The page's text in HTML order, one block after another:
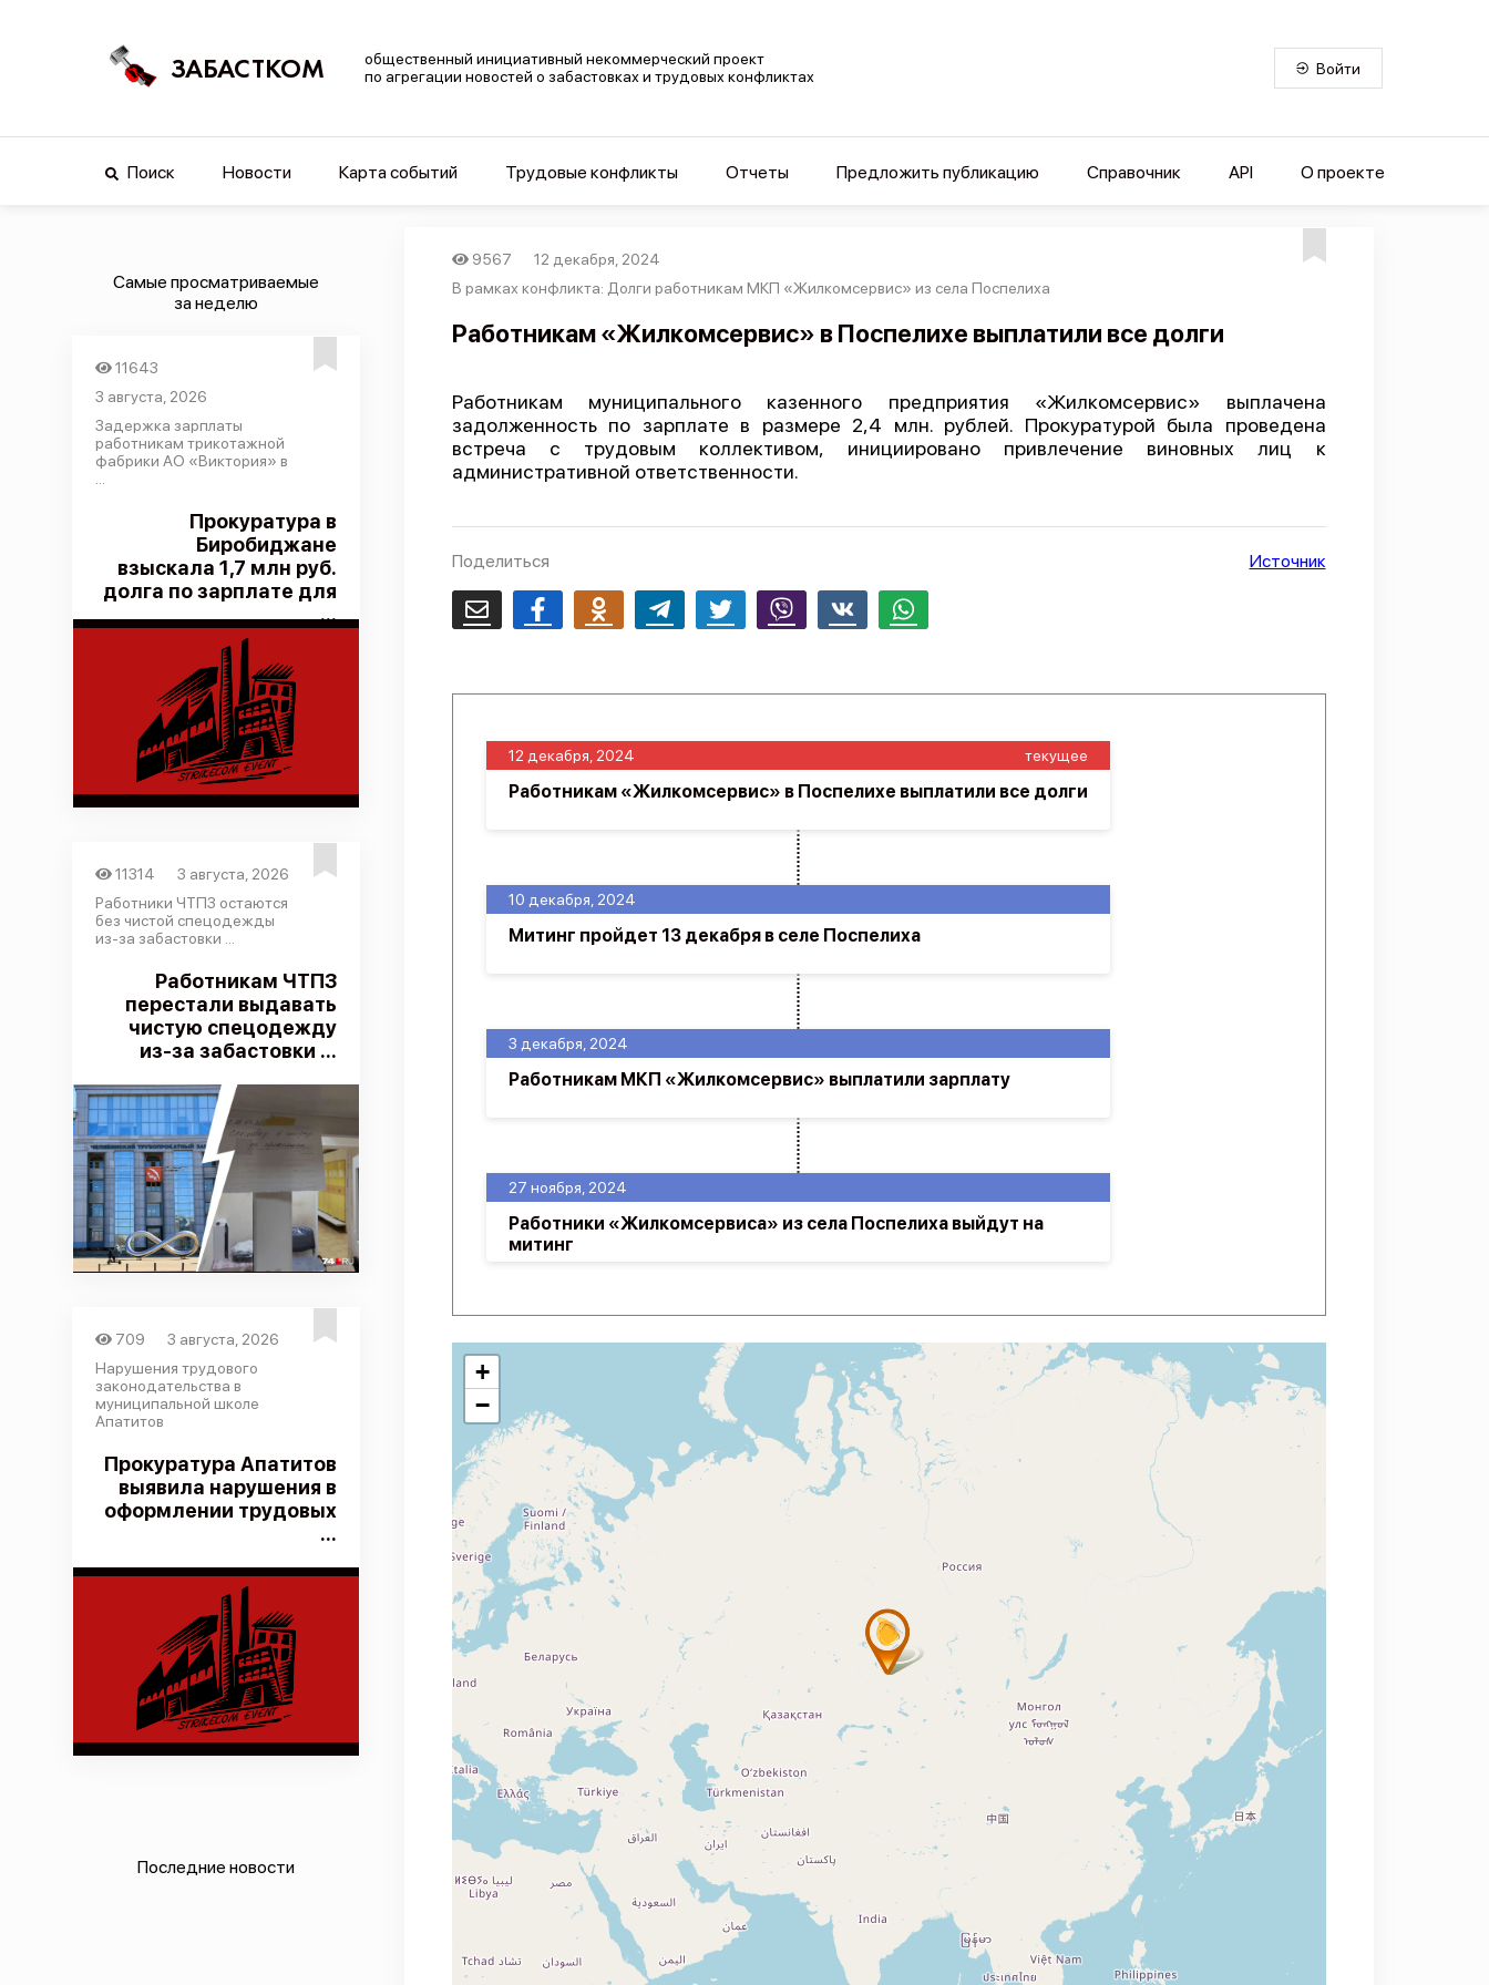
ЗАБАСТКОМ
общественный инициативный некоммерческий проект
по агрегации новостей о забастовках и трудовых конфликтах
Войти
Поиск Новости Карта событий Трудовые конфликты Отчеты Предложить публикацию Справочник API О проекте
Самые просматриваемые
за неделю
11643
3 августа, 2026
Задержка зарплаты
работникам трикотажной
фабрики АО «Виктория» в
Прокуратура в
Биробиджане
взыскала 1,7 млн руб.
долга по зарплате для
...
11314
3 августа, 2026
Работники ЧТПЗ остаются
без чистой спецодежды
из-за забастовки ...
Работникам ЧТПЗ
перестали выдавать
чистую спецодежду
из-за забастовки ...
709
3 августа, 2026
Нарушения трудового
законодательства в
муниципальной школе
Апатитов
Прокуратура Апатитов
выявила нарушения в
оформлении трудовых
...
Последние новости
9567
12 декабря, 2024
В рамках конфликта: Долги работникам МКП «Жилкомсервис» из села Поспелиха
Работникам «Жилкомсервис» в Поспелихе выплатили все долги
Работникам муниципального казенного предприятия «Жилкомсервис» выплачена
задолженность по зарплате в размере 2,4 млн. рублей. Прокуратурой была проведена
встреча с трудовым коллективом, инициировано привлечение виновных лиц к
административной ответственности.
Поделиться
Email FacebookOdnoklassnikiTelegram Twitter Viber Whatsapp
Источник
27 ноября, 2024
Работники «Жилкомсервиса» из села Поспелиха выйдут на
митинг
3 декабря, 2024
Работникам МКП «Жилкомсервис» выплатили зарплату
10 декабря, 2024
Митинг пройдет 13 декабря в селе Поспелиха
12 декабря, 2024 текущее
Работникам «Жилкомсервис» в Поспелихе выплатили все долги
+
−